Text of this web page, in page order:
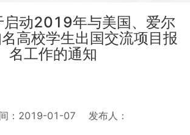
启动2019年与美国、爱尔
高校学生出国交流项目报
名工作的通知
：2019-01-07 发布人：